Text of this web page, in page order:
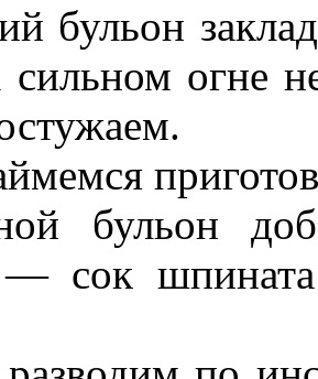
бульон
сильном огне
бульон
сок шпината